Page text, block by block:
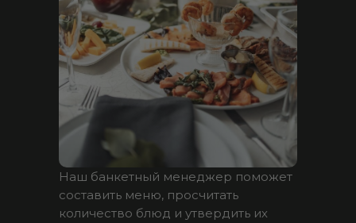
Наш банкетный менеджер поможет
составить меню, просчитать
количество блюд и утвердить их